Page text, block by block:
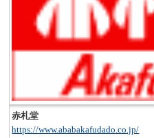
赤札堂
https://www.ababakafudado.co.jp/